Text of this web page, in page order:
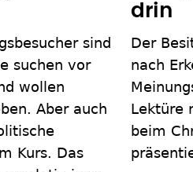
sind
suchen vor
wollen
Aber auch
Kurs. Das
drin
Der
nach
Lektüre
beim